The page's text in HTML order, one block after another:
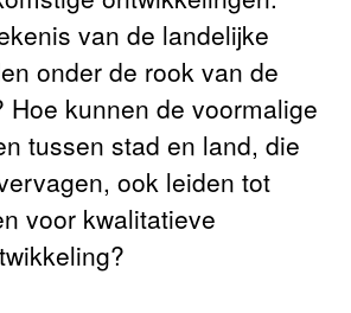
van de landelijke
onder de rook van de
Hoe kunnen de voormalige
tussen stad en land, die
ook leiden tot
voor kwalitatieve